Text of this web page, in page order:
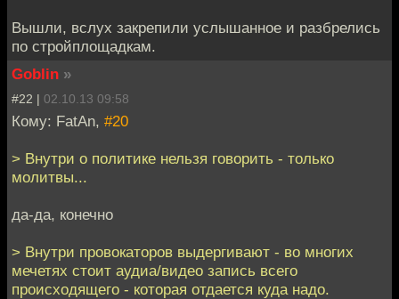
Вышли, вслух закрепили услышанное и разбрелись
по стройплощадкам.
Goblin »
#22 | 02.10.13 09:58
Кому: FatAn, #20
> Внутри о политике нельзя говорить - только
молитвы...
да-да, конечно
> Внутри провокаторов выдергивают - во многих
мечетях стоит аудиа/видео запись всего
происходящего - которая отдается куда надо.